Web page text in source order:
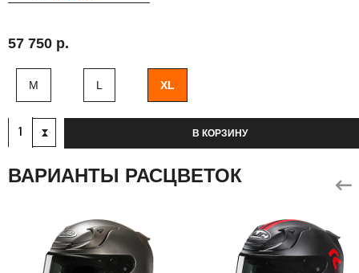
57 750 р.
M L XL
В КОРЗИНУ
ВАРИАНТЫ РАСЦВЕТОК